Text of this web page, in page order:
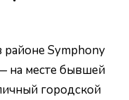
Symphony
на месте бывшей
городской